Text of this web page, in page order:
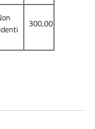
300,00